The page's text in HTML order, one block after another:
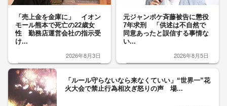
「売上金を金庫に」 イオン
モール熊本で死亡の22歳女
性 勤務店運営会社の指示受
け...
2026年8月3日
元ジャンポケ斉藤被告に懲役
7年求刑 「供述は不自然で
同意あったと誤信する事情な
い...
2026年8月5日
「ルール守らないなら来なくていい」“世界一”花
火大会で禁止行為相次ぎ怒りの声 場...